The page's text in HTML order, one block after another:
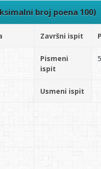
broj poena 100)
Završni ispit
Pismeni
ispit
Usmeni ispit